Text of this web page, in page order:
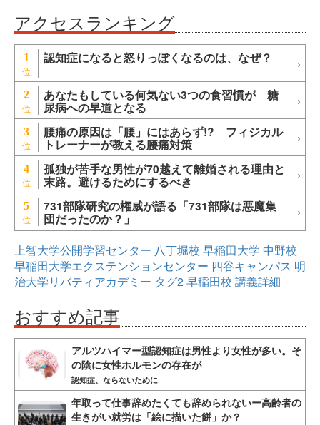
アクセスランキング
1 認知症になると怒りっぽくなるのは、なぜ？
2 あなたもしている何気ない3つの食習慣が 糖
尿病への早道となる
3 腰痛の原因は「腰」にはあらず!? フィジカル
トレーナーが教える腰痛対策
4 孤独が苦手な男性が70越えて離婚される理由と
末路。避けるためにするべき
5 731部隊研究の権威が語る「731部隊は悪魔集
団だったのか？」
上智大学公開学習センター 八丁堀校 早稲田大学 中野校
早稲田大学エクステンションセンター 四谷キャンパス 明
治大学リバティアカデミー タグ2早稲田校 講義詳細
おすすめ記事
アルツハイマー型認知症は男性より女性が多い。そ
の陰に女性ホルモンの存在が
認知症、ならないために
年取って仕事辞めたくても辞められないー高齢者の
生きがい就労は「絵に描いた餅」か？